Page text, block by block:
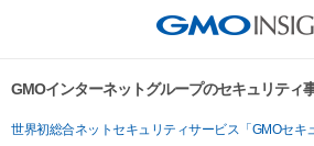
GMOインターネットグループのセキュリティ
世界初総合ネットセキュリティサービス「GMOセキ